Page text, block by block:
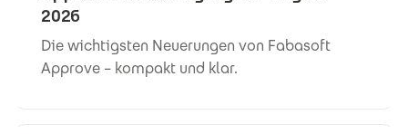
2026
Die wichtigsten Neuerungen von Fabasoft
Approve – kompakt und klar.